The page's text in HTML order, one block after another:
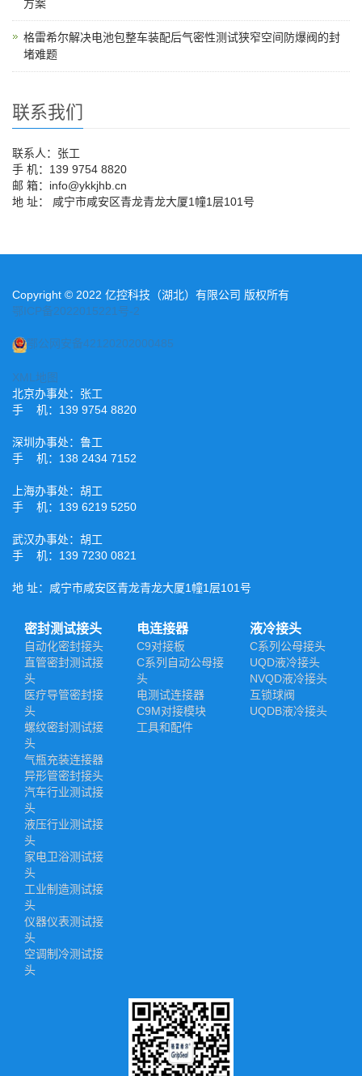
方案
格雷希尔解决电池包整车装配后气密性测试狭窄空间防爆阀的封
堵难题
联系我们
联系人：张工
手 机：139 9754 8820
邮 箱：info@ykkjhb.cn
地 址： 咸宁市咸安区青龙青龙大厦1幢1层101号
Copyright © 2022 亿控科技（湖北）有限公司 版权所有
鄂ICP备2022015221号-2
鄂公网安备42120202000485
XML地图
北京办事处：张工
手 机：139 9754 8820
深圳办事处：鲁工
手 机：138 2434 7152
上海办事处：胡工
手 机：139 6219 5250
武汉办事处：胡工
手 机：139 7230 0821
地 址：咸宁市咸安区青龙青龙大厦1幢1层101号
密封测试接头
自动化密封接头
直管密封测试接
头
医疗导管密封接
头
螺纹密封测试接
头
气瓶充装连接器
异形管密封接头
汽车行业测试接
头
液压行业测试接
头
家电卫浴测试接
头
工业制造测试接
头
仪器仪表测试接
头
空调制冷测试接
头
电连接器
C9对接板
C系列自动公母接
头
电测试连接器
C9M对接模块
工具和配件
液冷接头
C系列公母接头
UQD液冷接头
NVQD液冷接头
互锁球阀
UQDB液冷接头